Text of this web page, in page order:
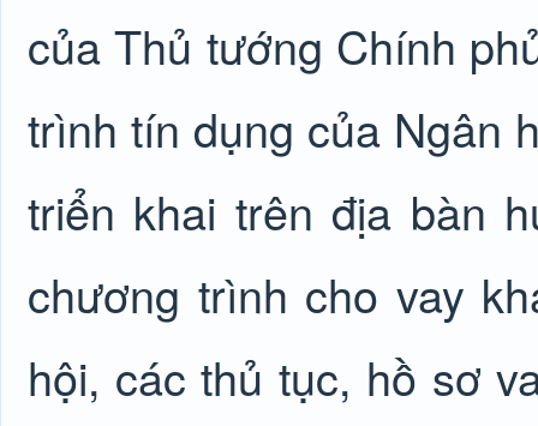
của Thủ tướng Chính
trình tín dụng của Ngân
triển khai trên địa bàn
chương trình cho vay
hội, các thủ tục, hồ sơ